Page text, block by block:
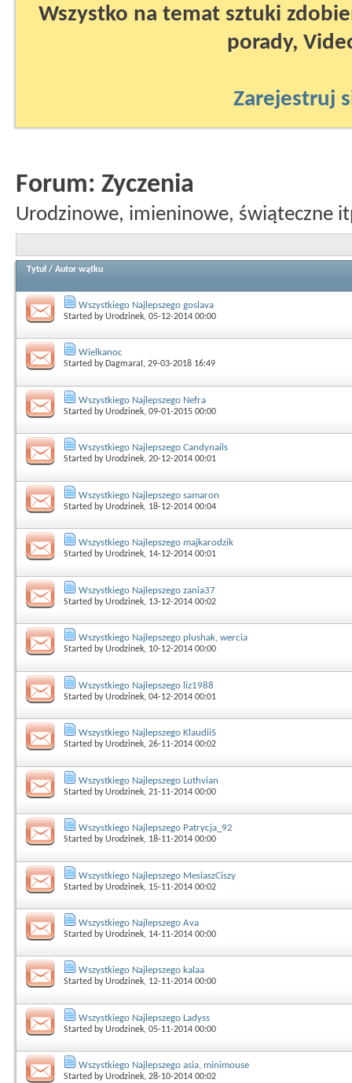
Wszystko na temat sztuki
porady,
Zarejestruj
Forum: Zyczenia
Urodzinowe, imieninowe, świąteczne
Tytuł / Autor wątku
Wszystkiego Najlepszego goslava
Started byUrodzinek, 05-12-2014 00:00
Wielkanoc
Started by DagmaraI , 29-03-2018 16:49
Wszystkiego Najlepszego Nefra
Started byUrodzinek, 09-01-2015 00:00
Wszystkiego Najlepszego Candynails
Started byUrodzinek, 20-12-2014 00:01
Wszystkiego Najlepszego samaron
Started byUrodzinek, 18-12-2014 00:04
Wszystkiego Najlepszego majkarodzik
Started byUrodzinek, 14-12-2014 00:01
Wszystkiego Najlepszego zania37
Started byUrodzinek, 13-12-2014 00:02
Wszystkiego Najlepszego plushak, wercia
Started byUrodzinek, 10-12-2014 00:00
Wszystkiego Najlepszego liz1988
Started byUrodzinek, 04-12-2014 00:01
Wszystkiego Najlepszego KlaudiiS
Started byUrodzinek, 26-11-2014 00:02
Wszystkiego Najlepszego Luthvian
Started byUrodzinek, 21-11-2014 00:00
Wszystkiego Najlepszego Patrycja_92
Started byUrodzinek, 18-11-2014 00:00
Wszystkiego Najlepszego MesiaszCiszy
Started byUrodzinek, 15-11-2014 00:02
Wszystkiego Najlepszego Ava
Started byUrodzinek, 14-11-2014 00:00
Wszystkiego Najlepszego kalaa
Started byUrodzinek, 12-11-2014 00:00
Wszystkiego Najlepszego Ladyss
Started byUrodzinek, 05-11-2014 00:00
Wszystkiego Najlepszego asia, minimouse
Started byUrodzinek, 28-10-2014 00:02